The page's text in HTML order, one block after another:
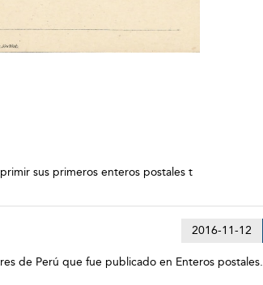
sus primeros enteros postales t
de Perú que fue publicado en Enteros postales.
2016-11-12